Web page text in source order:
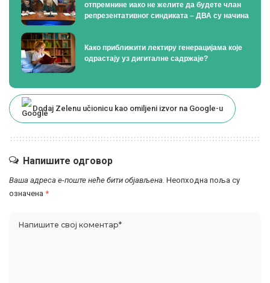
отпремнине иако не желите да будете члан
репрезентативног синдиката – ДВА су начина
Како приближити лектиру генерацијама које
одрастају уз дигиталне садржаје?
Dodaj Zelenu učionicu kao omiljeni izvor na Google-u
Напишите одговор
Ваша адреса е-поште неће бити објављена. Неопходна поља су
означена *